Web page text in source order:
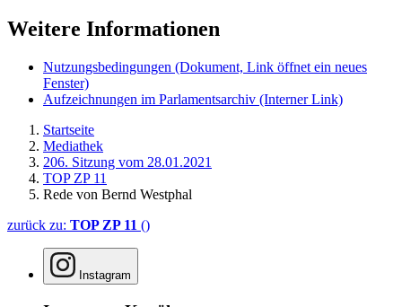
Weitere Informationen
Nutzungsbedingungen (Dokument, Link öffnet ein neues
Fenster)
Aufzeichnungen im Parlamentsarchiv (Interner Link)
Startseite
Mediathek
206. Sitzung vom 28.01.2021
TOP ZP 11
Rede von Bernd Westphal
zurück zu: TOP ZP 11 ()
Instagram